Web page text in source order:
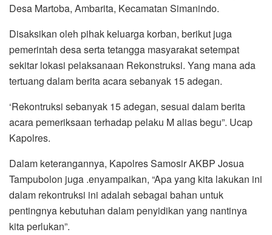
Desa Martoba, Ambarita, Kecamatan Simanindo.
Disaksikan oleh pihak keluarga korban, berikut juga
pemerintah desa serta tetangga masyarakat setempat
sekitar lokasi pelaksanaan Rekonstruksi. Yang mana ada
tertuang dalam berita acara sebanyak 15 adegan.
‘Rekontruksi sebanyak 15 adegan, sesuai dalam berita
acara pemeriksaan terhadap pelaku M alias begu”. Ucap
Kapolres.
Dalam keterangannya, Kapolres Samosir AKBP Josua
Tampubolon juga .enyampaikan, “Apa yang kita lakukan ini
dalam rekontruksi ini adalah sebagai bahan untuk
pentingnya kebutuhan dalam penyidikan yang nantinya
kita perlukan”.